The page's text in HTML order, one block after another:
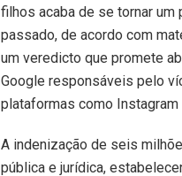
filhos acaba de se tornar
passado, de acordo com
um veredicto que promete
Google responsáveis pelo
plataformas como Instagram
A indenização de seis
pública e jurídica,